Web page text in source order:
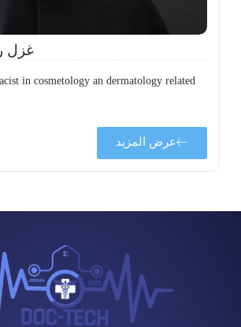
غزل
in cosmetology an dermatology related
عرض المزيد